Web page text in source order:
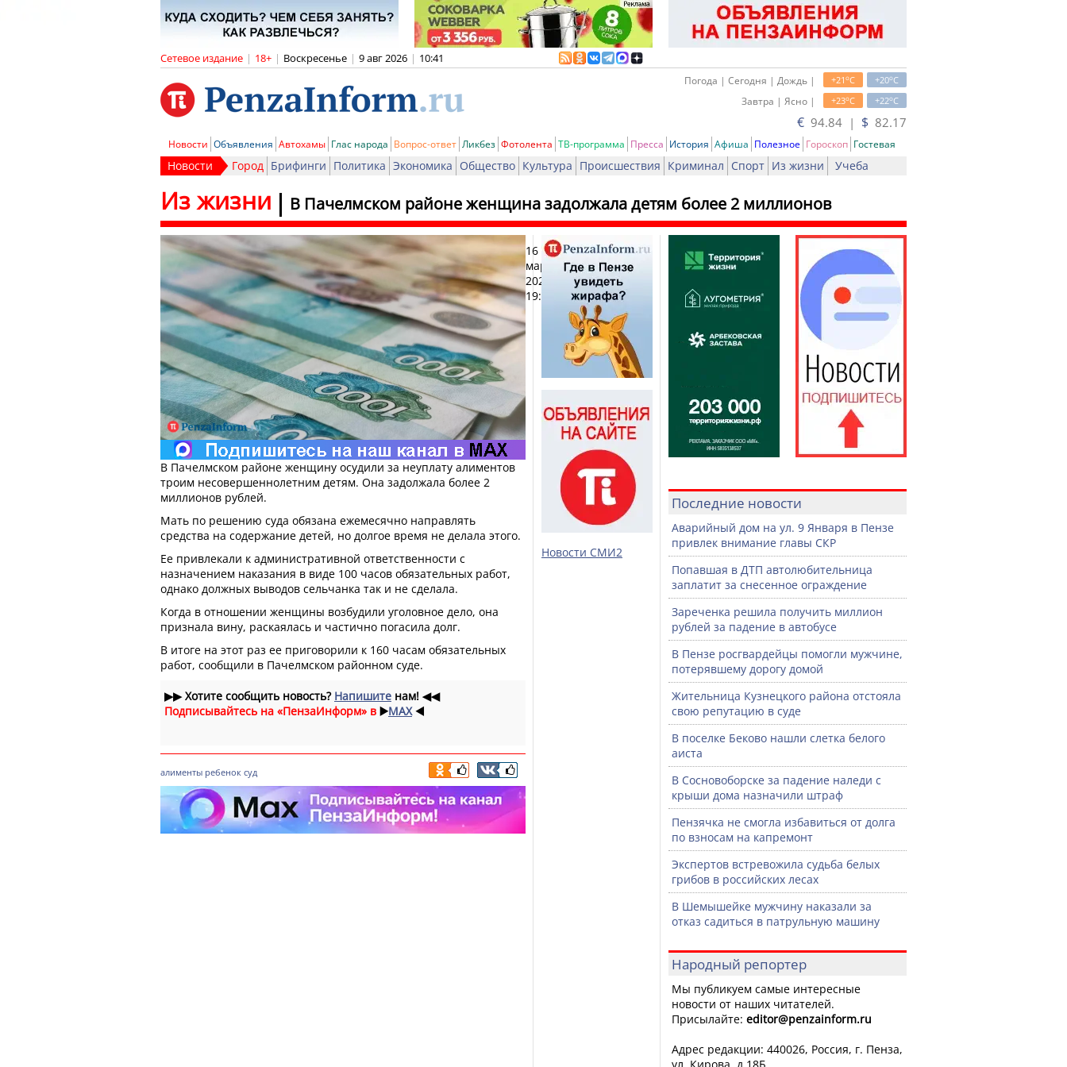
Сетевое издание | 18+ | Воскресенье | 9 авг 2026 | 10:41
+20oC
+21oC
Погода | Сегодня | Дождь |
+22oC
+23oC
Завтра | Ясно |
€ 94.84 | $ 82.17
Новости Объявления Автохамы Глас народа Вопрос-ответ Ликбез Фотолента ТВ-программа Пресса История Афиша Полезное Гороскоп Гостевая
Новости Город Брифинги Политика Экономика Общество Культура Происшествия Криминал Спорт Из жизни Учеба
В Пачелмском районе женщина задолжала детям более 2 миллионов
Из жизни
16
марта
2026,
19:14
Печать
В Пачелмском районе женщину осудили за неуплату алиментов
троим несовершеннолетним детям. Она задолжала более 2
миллионов рублей.
Мать по решению суда обязана ежемесячно направлять
средства на содержание детей, но долгое время не делала этого.
Ее привлекали к административной ответственности с
назначением наказания в виде 100 часов обязательных работ,
однако должных выводов сельчанка так и не сделала.
Когда в отношении женщины возбудили уголовное дело, она
признала вину, раскаялась и частично погасила долг.
В итоге на этот раз ее приговорили к 160 часам обязательных
работ, сообщили в Пачелмском районном суде.
▶▶Хотите сообщить новость? Напишите нам! ◀◀
Подписывайтесь на «ПензаИнформ» в ▶️MAX ◀️
алименты ребенок суд
Новости СМИ2
Последние новости
Аварийный дом на ул. 9 Января в Пензе
привлек внимание главы СКР
Попавшая в ДТП автолюбительница
заплатит за снесенное ограждение
Зареченка решила получить миллион
рублей за падение в автобусе
В Пензе росгвардейцы помогли мужчине,
потерявшему дорогу домой
Жительница Кузнецкого района отстояла
свою репутацию в суде
В поселке Беково нашли слетка белого
аиста
В Сосновоборске за падение наледи с
крыши дома назначили штраф
Пензячка не смогла избавиться от долга
по взносам на капремонт
Экспертов встревожила судьба белых
грибов в российских лесах
В Шемышейке мужчину наказали за
отказ садиться в патрульную машину
Народный репортер
Мы публикуем самые интересные
новости от наших читателей.
Присылайте: editor@penzainform.ru
Адрес редакции: 440026, Россия, г. Пенза,